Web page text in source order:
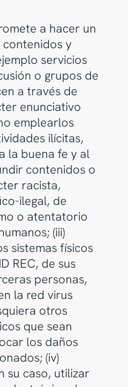
a hacer un
y
servicios
o grupos de
a través de
enunciativo
emplearlos
ilícitas,
la buena fe y al
contenidos o
racista,
ilegal, de
o atentatorio
(iii)
sistemas físicos
REC, de sus
personas,
la red virus
otros
que sean
los daños
(iv)
su caso, utilizar